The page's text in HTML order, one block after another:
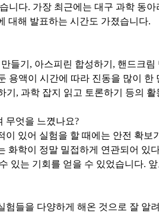
니다. 가장 최근에는 대구 과학 동아
대해 발표하는 시간도 가졌습니다.
들기 , 아스피린 합성하기 , 핸드크림
용액이 시간에 따라 진동을 많이 한
기 , 과학 잡지 읽고 토론하기 등의
무엇을 느꼈나요?
이 있어 실험을 할 때에는 안전 확보
화학이 정말 밀접하게 연관되어 있
있는 기회를 얻을 수 있었습니다.
험들을 다양하게 해온 것으로 잘 알